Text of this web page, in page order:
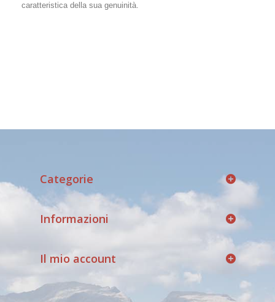
caratteristica della sua genuinità.
Categorie
Informazioni
Il mio account